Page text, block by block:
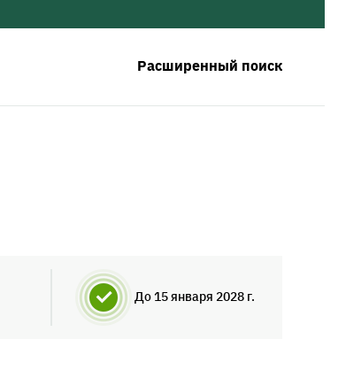
Расширенный поиск
До 15 января 2028 г.